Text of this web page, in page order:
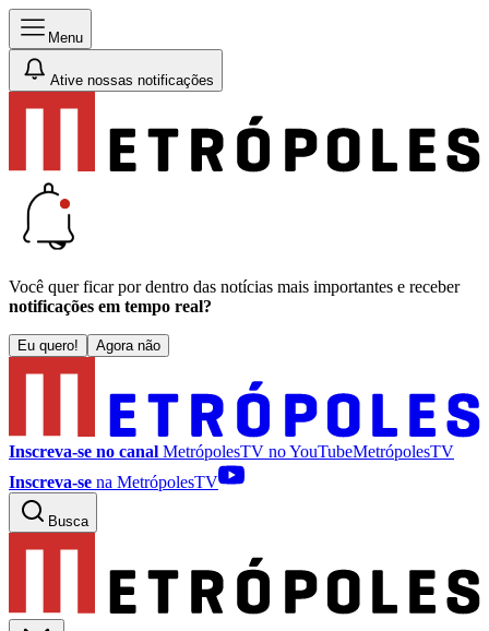
Menu
Ative nossas notificações
Você quer ficar por dentro das notícias mais importantes e receber
notificações em tempo real?
Eu quero! Agora não
Inscreva-se no canal MetrópolesTV noYouTubeMetrópolesTV
Inscreva-se na MetrópolesTV
Busca